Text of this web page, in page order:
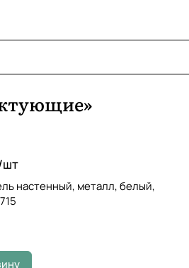
шт
настенный, металл, белый,